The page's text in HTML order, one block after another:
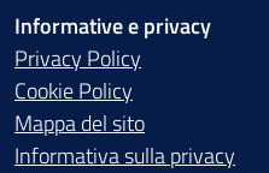
Informative e privacy
Privacy Policy
Cookie Policy
Mappa del sito
Informativa sulla privacy